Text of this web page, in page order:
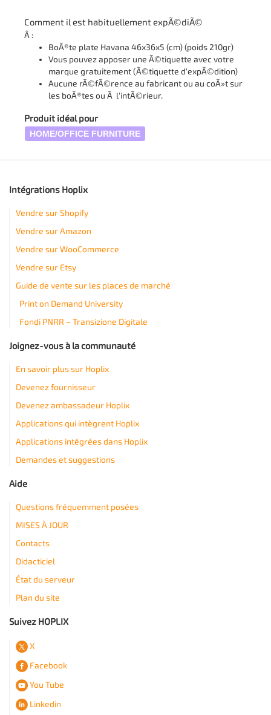
Comment il est habituellement expÃ©diÃ©
Â :
BoÃ®te plate Havana 46x36x5 (cm) (poids 210gr)
Vous pouvez apposer une Ã©tiquette avec votre
marque gratuitement (Ã©tiquette d'expÃ©dition)
Aucune rÃ©fÃ©rence au fabricant ou au coÃ»t sur
les boÃ®tes ou Ã l'intÃ©rieur.
Produit idéal pour
HOME/OFFICE FURNITURE
Intégrations Hoplix
Vendre sur Shopify
Vendre sur Amazon
Vendre sur WooCommerce
Vendre sur Etsy
Guide de vente sur les places de marché
Print on Demand University
Fondi PNRR – Transizione Digitale
Joignez-vous à la communauté
En savoir plus sur Hoplix
Devenez fournisseur
Devenez ambassadeur Hoplix
Applications qui intègrent Hoplix
Applications intégrées dans Hoplix
Demandes et suggestions
Aide
Questions fréquemment posées
MISES À JOUR
Contacts
Didacticiel
État du serveur
Plan du site
Suivez HOPLIX
X
Facebook
You Tube
Linkedin